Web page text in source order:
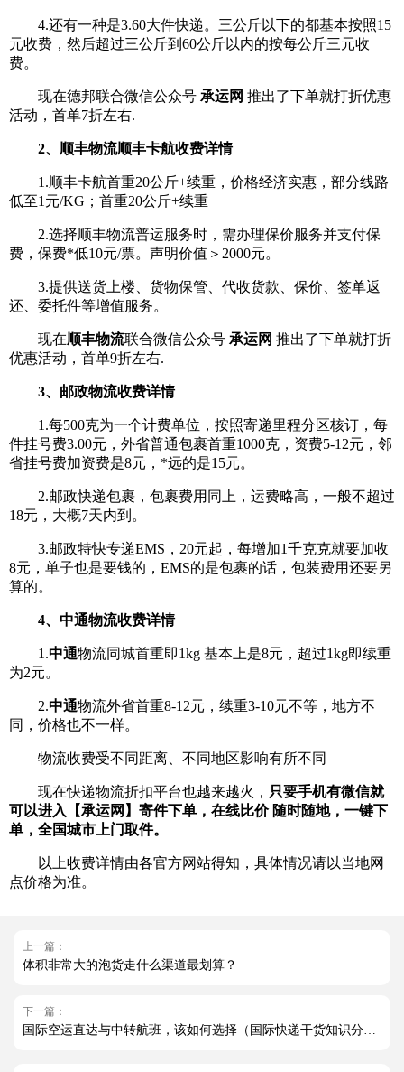
4.还有一种是3.60大件快递。三公斤以下的都基本按照15
元收费，然后超过三公斤到60公斤以内的按每公斤三元收
费。
现在德邦联合微信公众号 承运网 推出了下单就打折优惠
活动，首单7折左右.
2、 顺丰物流顺丰卡航收费详情
1.顺丰卡航首重20公斤+续重，价格经济实惠，部分线路
低至1元/KG；首重20公斤+续重
2.选择顺丰物流普运服务时，需办理保价服务并支付保
费，保费*低10元/票。声明价值＞2000元。
3.提供送货上楼、货物保管、代收货款、保价、签单返
还、委托件等增值服务。
现在顺丰物流联合微信公众号 承运网 推出了下单就打折
优惠活动，首单9折左右.
3、邮政物流收费详情
1.每500克为一个计费单位，按照寄递里程分区核订，每
件挂号费3.00元，外省普通包裹首重1000克，资费5-12元，邻
省挂号费加资费是8元，*远的是15元。
2.邮政快递包裹，包裹费用同上，运费略高，一般不超过
18元，大概7天内到。
3.邮政特快专递EMS，20元起，每增加1千克克就要加收
8元，单子也是要钱的，EMS的是包裹的话，包装费用还要另
算的。
4、中通物流收费详情
1.中通物流同城首重即1kg 基本上是8元，超过1kg即续重
为2元。
2.中通物流外省首重8-12元，续重3-10元不等，地方不
同，价格也不一样。
物流收费受不同距离、不同地区影响有所不同
现在快递物流折扣平台也越来越火， 只要手机有微信就
可以进入【承运网】寄件下单，在线比价 随时随地，一键下
单，全国城市上门取件。
以上收费详情由各官方网站得知，具体情况请以当地网
点价格为准。
上一篇：
体积非常大的泡货走什么渠道最划算？
下一篇：